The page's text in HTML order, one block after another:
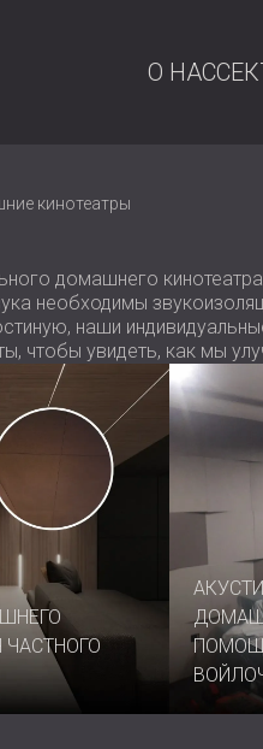
О НАС
кинотеатры
домашнего
необходимы
наши
чтобы увидеть, как мы
ЧАСТНОГО